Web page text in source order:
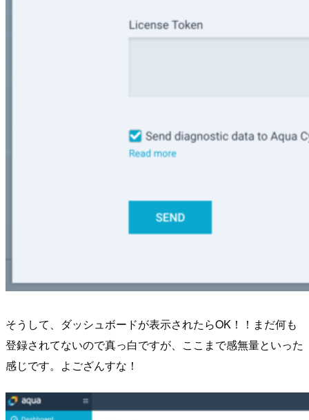
そうして、ダッシュボードが表示されたらOK！！まだ何も
登録されてないので真っ白ですが、ここまで感無量といった
感じです。よござんすな！